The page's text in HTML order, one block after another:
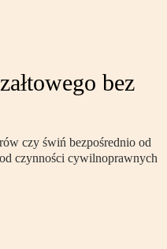
bez
czy świń bezpośrednio od
czynności cywilnoprawnych